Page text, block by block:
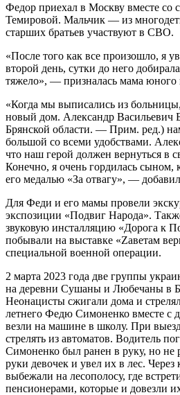
Федор приехал в Москву вместе со
Темировой. Мальчик — из
старших братьев участвуют в СВО.
«После того как все произошло, я
второй день, сутки до него
тяжело», — призналась мама юного
«Когда мы выписались из больницы,
новый дом. Александр Васильевич
Брянской области. — Прим. ред.)
большой со всеми удобствами.
что наш герой должен вернуться в
Конечно, я очень гордилась сыном,
его медалью «За отвагу», —
Для Феди и его мамы провели
экспозиции «Подвиг Народа».
звуковую инсталляцию «Дорога к
побывали на выставке «Zаветам
специальной военной операции.
2 марта 2023 года две группы
на деревни Сушаны и Любечаны в
Неонацисты сжигали дома и
летнего Федю Симоненко вместе с
везли на машине в школу. При
стрелять из автоматов. Водитель
Симоненко был ранен в руку, но не
руки девочек и увел их в лес. Через
выбежали на лесополосу, где
пенсионерами, которые и довезли